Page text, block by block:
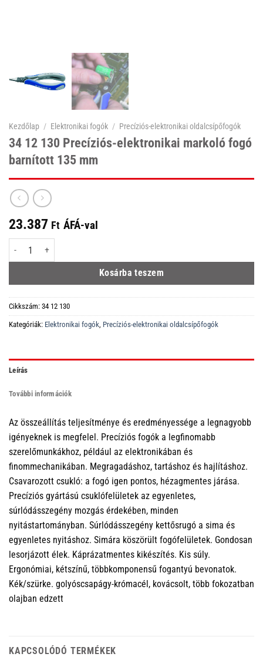
Kezdőlap / Elektronikai fogók / Precíziós-elektronikai oldalcsípőfogók
34 12 130 Precíziós-elektronikai markoló fogó
barnított 135 mm
23.387 Ft ÁFÁ-val
34 12 130 Precíziós-elektronikai markoló fogó barnított 135 mm mennyiség
Kosárba teszem
Cikkszám: 34 12 130
Kategóriák: Elektronikai fogók Precíziós-elektronikai oldalcsípőfogók
Leírás
További információk
Az összeállítás teljesítménye és eredményessége a legnagyobb
igényeknek is megfelel. Precíziós fogók a legfinomabb
szerelőmunkákhoz, például az elektronikában és
finommechanikában. Megragadáshoz, tartáshoz és hajlításhoz.
Csavarozott csukló: a fogó igen pontos, hézagmentes járása.
Precíziós gyártású csuklófelületek az egyenletes,
súrlódásszegény mozgás érdekében, minden
nyitástartományban. Súrlódásszegény kettősrugó a sima és
egyenletes nyitáshoz. Simára köszörült fogófelületek. Gondosan
lesorjázott élek. Káprázatmentes kikészítés. Kis súly.
Ergonómiai, kétszínű, többkomponensű fogantyú bevonatok.
Kék/szürke. golyóscsapágy-krómacél, kovácsolt, több fokozatban
olajban edzett
KAPCSOLÓDÓ TERMÉKEK